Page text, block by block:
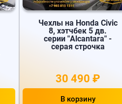
Чехлы на Honda Civic
8, хэтчбек 5 дв.
серии "Alcantara" -
серая строчка
30 490 ₽
В корзину